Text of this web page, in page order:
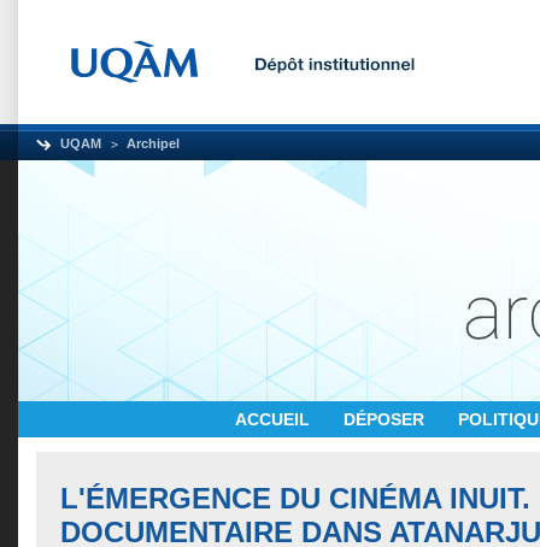
UQAM Archipel
ACCUEIL DÉPOSER
L'ÉMERGENCE DU CINÉMA
DOCUMENTAIRE DANS